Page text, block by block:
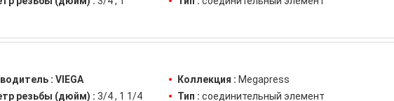
: VIEGA Коллекция : Megapress
резьбы (дюйм) : 3/4 1 1/4 Тип : соединительный элемент